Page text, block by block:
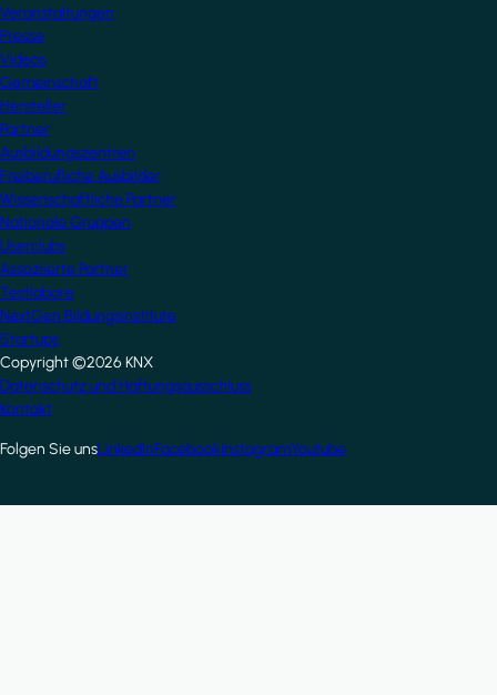
Veranstaltungen
Presse
Videos
Gemeinschaft
Hersteller
Partner
Ausbildungszentren
Freiberufliche Ausbilder
Wissenschaftliche Partner
Nationale Gruppen
Userclubs
Assoziierte Partner
Testlabore
NextGen Bildungsinstitute
Startups
Copyright ©2026 KNX
Footer
Datenschutz und Haftungsausschluss
Kontakt
Folgen Sie unsLinkedInFacebookInstagramYoutube